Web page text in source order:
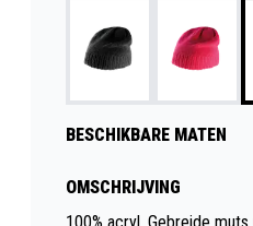
BESCHIKBARE MATEN
OMSCHRIJVING